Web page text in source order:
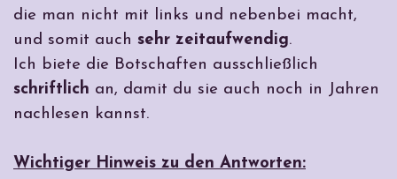
die man nicht mit links und nebenbei macht,
und somit auch sehr zeitaufwendig.
Ich biete die Botschaften ausschließlich
schriftlich an, damit du sie auch noch in Jahren
nachlesen kannst.
Wichtiger Hinweis zu den Antworten: